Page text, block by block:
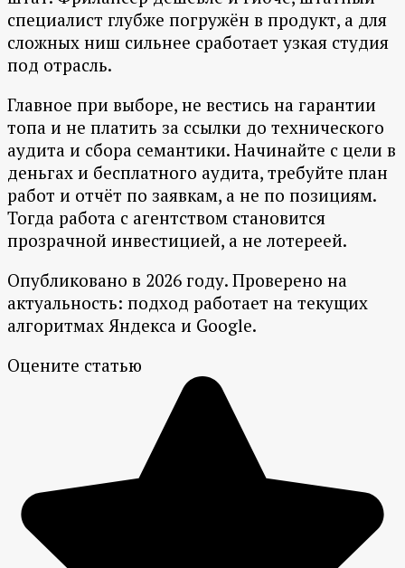
специалист глубже погружён в продукт, а для
сложных ниш сильнее сработает узкая студия
под отрасль.
Главное при выборе, не вестись на гарантии
топа и не платить за ссылки до технического
аудита и сбора семантики. Начинайте с цели в
деньгах и бесплатного аудита, требуйте план
работ и отчёт по заявкам, а не по позициям.
Тогда работа с агентством становится
прозрачной инвестицией, а не лотереей.
Опубликовано в 2026 году. Проверено на
актуальность: подход работает на текущих
алгоритмах Яндекса и Google.
Оцените статью